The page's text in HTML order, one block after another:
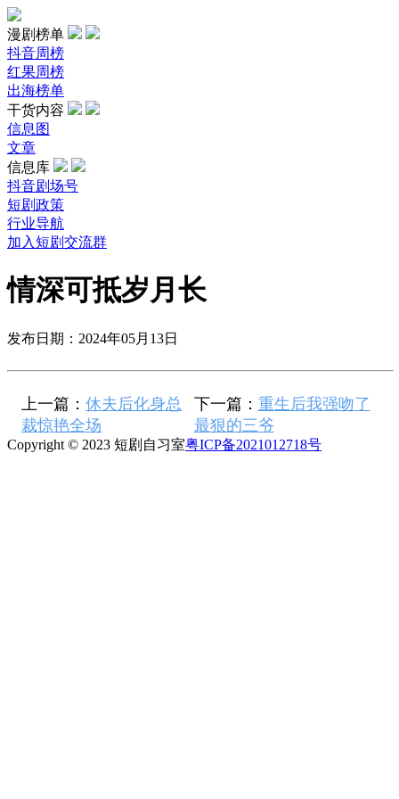
漫剧榜单
抖音周榜
红果周榜
出海榜单
干货内容
信息图
文章
信息库
抖音剧场号
短剧政策
行业导航
加入短剧交流群
情深可抵岁月长
发布日期：2024年05月13日
上一篇： 休夫后化身总
裁惊艳全场
下一篇： 重生后我强吻了
最狠的三爷
Copyright © 2023 短剧自习室粤ICP备2021012718号